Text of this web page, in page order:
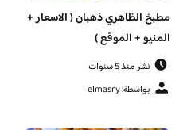
مطبخ الظاهري ذهبان ( الاسعار +
المنيو + الموقع )
نشر منذ 5 سنوات
بواسطة: elmasry